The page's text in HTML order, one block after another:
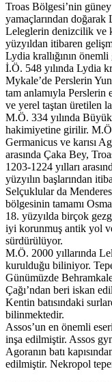
Troas Bölgesi’nin
yamaçlarından
Leleglerin denizcilik ve
yüzyıldan itibaren
Lydia krallığının
İ.Ö. 548 yılında Lydia
Mykale’de Perslerin
tam anlamıyla Perslerin
ve yerel taştan üretilen
M.Ö. 334 yılında
hakimiyetine girilir.
Germanicus ve karısı
arasında Çaka Bey,
1203-1224 yılları
yüzyılın başlarından
Selçuklular da
bölgesinin tamamı
18. yüzyılda birçok
iyi korunmuş antik yol
sürdürülüyor.
M.Ö. 2000 yıllarında
kurulduğu biliniyor.
Günümüzde
Çağı’ndan beri iskan
Kentin batısındaki
bilinmektedir.
Assos’un en önemli
inşa edilmiştir. Assos
Agoranın batı
edilmiştir. Nekropol